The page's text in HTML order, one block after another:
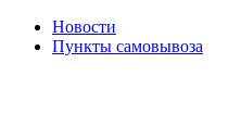
Новости
Пункты самовывоза